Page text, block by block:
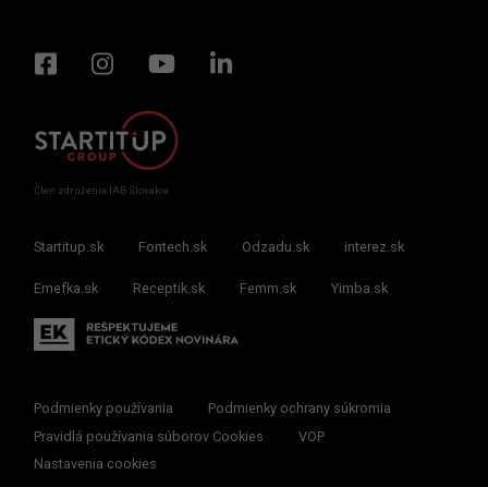
Člen združenia IAB Slovakia
Startitup.sk Fontech.sk Odzadu.sk interez.sk
Emefka.sk Receptik.sk Femm.sk Yimba.sk
Podmienky používania
Podmienky ochrany súkromia
Pravidlá používania súborov Cookies
VOP
Nastavenia cookies